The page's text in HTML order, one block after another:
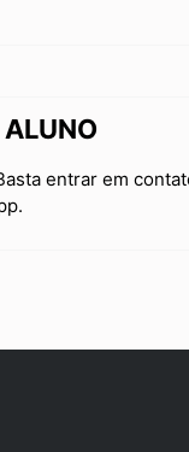
ALUNO
entrar em